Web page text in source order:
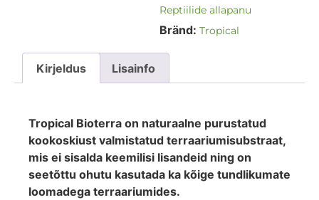
Reptiilide allapanu
Bränd: Tropical
Kirjeldus Lisainfo
Tropical Bioterra on naturaalne purustatud
kookoskiust valmistatud terraariumisubstraat,
mis ei sisalda keemilisi lisandeid ning on
seetõttu ohutu kasutada ka kõige tundlikumate
loomadega terraariumides.